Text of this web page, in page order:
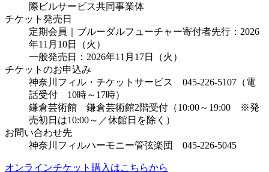
際ビルサービス共同事業体
チケット発売日
定期会員｜ブルーダルフューチャー寄付者先行：2026
年11月10日（火）
一般発売日：2026年11月17日（火）
チケットのお申込み
神奈川フィル・チケットサービス 045-226-5107（電
話受付 10時～17時）
鎌倉芸術館 鎌倉芸術館2階受付（10:00～19:00 ※発
売初日は10:00～／休館日を除く）
お問い合わせ先
神奈川フィルハーモニー管弦楽団 045-226-5045
オンラインチケット購入はこちらから